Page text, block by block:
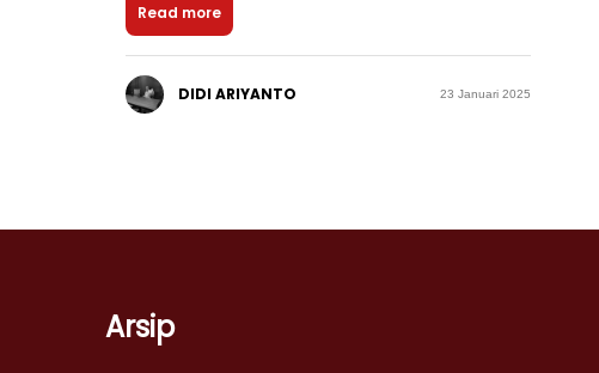
Read more
DIDI ARIYANTO 23 Januari 2025
Arsip